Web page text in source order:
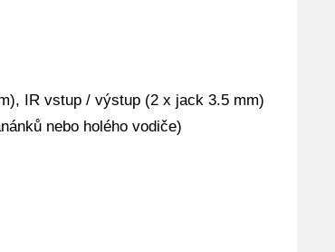
IR vstup / výstup (2 x jack 3.5 mm)
nebo holého vodiče)